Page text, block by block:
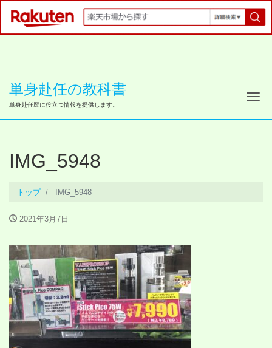
単身赴任の教科書
単身赴任歴に役立つ情報を提供します。 ナ
IMG_5948
トップ IMG_5948
2021年3月7日